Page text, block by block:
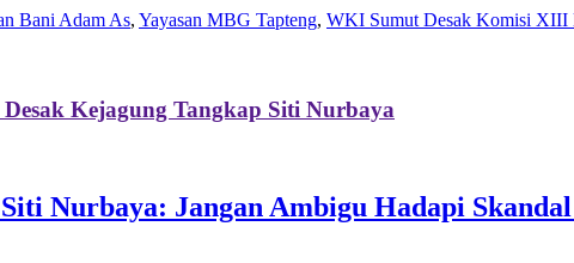
Bani Adam As, Yayasan MBG Tapteng, WKI Sumut Desak Komisi XIII
Kejagung Tangkap Siti Nurbaya
Nurbaya: Jangan Ambigu Hadapi